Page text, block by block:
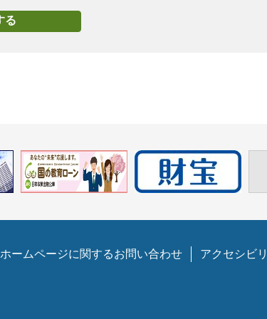
ホームページに関するお問い合わせ アクセシビ